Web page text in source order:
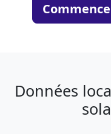
Données